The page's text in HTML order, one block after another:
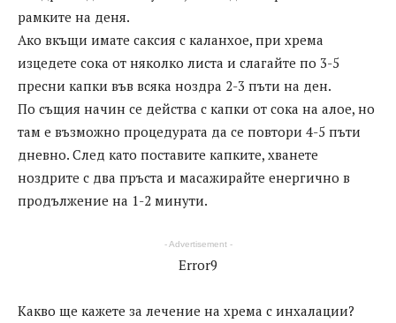
рамките на деня.
Ако вкъщи имате саксия с каланхое, при хрема
изцедете сока от няколко листа и слагайте по 3-5
пресни капки във всяка ноздра 2-3 пъти на ден.
По същия начин се действа с капки от сока на алое, но
там е възможно процедурата да се повтори 4-5 пъти
дневно. След като поставите капките, хванете
ноздрите с два пръста и масажирайте енергично в
продължение на 1-2 минути.
- Advertisement -
Error9
Какво ще кажете за лечение на хрема с инхалации?